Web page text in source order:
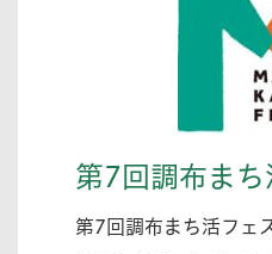
第7回調布まち
第7回調布まち活フェ